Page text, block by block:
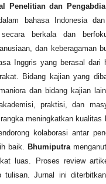
Penelitian dan
bahasa Indonesia
berkala dan
dan keberagaman
Inggris yang berasal
Bidang kajian yang
dan bidang kajian
praktisi, dan
meningkatkan
kolaborasi antar
baik. Bhumiputra
luas. Proses review
Jurnal ini